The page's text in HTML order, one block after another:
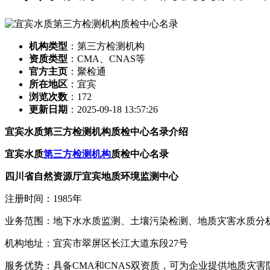
机构类型 ：第三方检测机构
资质类型 ：CMA、CNAS等
官方主页 ：聚检通
所在地区 ：宜宾
浏览次数 ： 172
更新日期 ：2025-09-18 13:57:26
宜宾水质第三方检测机构质检中心名录介绍
宜宾水质第三方检测机构质检中心名录
四川省自然资源厅宜宾地质环境监测中心
注册时间：1985年
业务范围：地下水水质监测、土壤污染检测、地质灾害水质分
机构地址：宜宾市翠屏区长江大道东段27号
服务优势：具备CMA和CNAS双资质，可为企业提供地质灾害